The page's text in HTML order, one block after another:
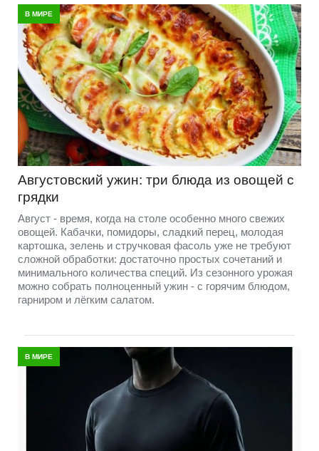
В МИРЕ
Августовский ужин: три блюда из овощей с
грядки
Август - время, когда на столе особенно много свежих
овощей. Кабачки, помидоры, сладкий перец, молодая
картошка, зелень и стручковая фасоль уже не требуют
сложной обработки: достаточно простых сочетаний и
минимального количества специй. Из сезонного урожая
можно собрать полноценный ужин - с горячим блюдом,
гарниром и лёгким салатом.
В МИРЕ